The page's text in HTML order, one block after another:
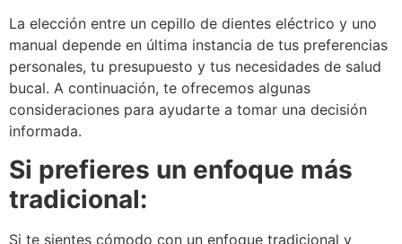
La elección entre un cepillo de dientes eléctrico y uno
manual depende en última instancia de tus preferencias
personales, tu presupuesto y tus necesidades de salud
bucal. A continuación, te ofrecemos algunas
consideraciones para ayudarte a tomar una decisión
informada.
Si prefieres un enfoque más
tradicional:
Si te sientes cómodo con un enfoque tradicional y